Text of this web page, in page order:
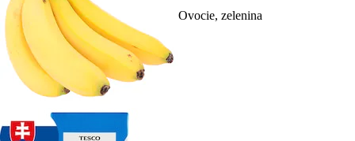
Ovocie, zelenina